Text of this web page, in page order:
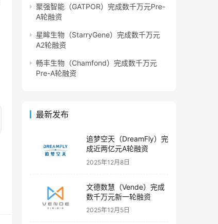
聚强智能（GATPOR）完成数千万元Pre-
A轮融资
星眸生物（StarryGene）完成数千万元
A2轮融资
畅丰生物（Chamfond）完成数千万元
Pre-A轮融资
最新发布
追梦空天（DreamFly）完
成近两亿元A轮融资
2025年12月8日
文德数慧（Vende）完成
数千万元新一轮融资
2025年12月5日